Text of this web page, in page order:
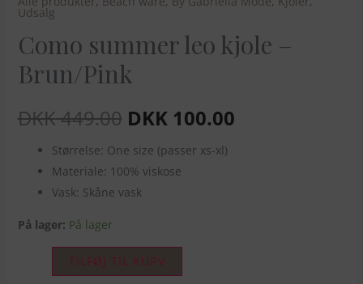
Udsalg
Como summer leo kjole –
Brun/Pink
DKK449.00 DKK100.00
Størrelse: One size (passer xs-xl)
Materiale: 100% viskose
Vask: Skåne vask
På lager: På lager
TILFØJ TIL KURV